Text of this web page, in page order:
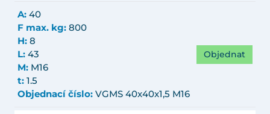
A: 40
F max. kg: 800
H: 8
L: 43
M: M16
t: 1.5
Objednací číslo: VGMS 40x40x1,5 M16
Objednat